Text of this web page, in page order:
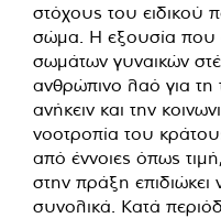
στόχους του ειδικού
σώμα. Η εξουσία που
σωμάτων γυναικών
ανθρώπινο λαό για τη
ανήκειν και την
νοοτροπία του
από έννοιες όπως
στην πράξη επιδιώκει
συνολικά. Κατά